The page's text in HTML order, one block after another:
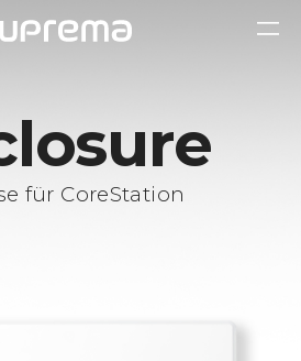
für CoreStation